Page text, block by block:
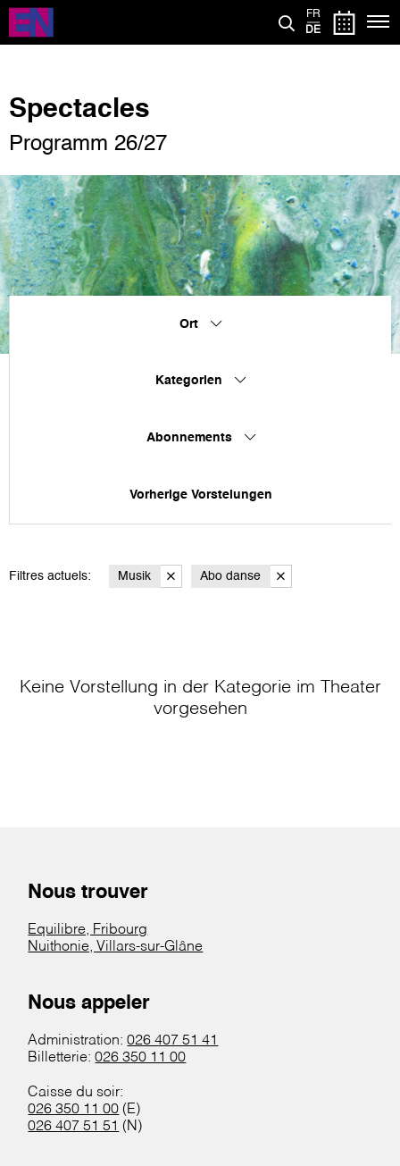
Direkt
zum
Inhalt
FR
DE
Spectacles
Programm 26/27
Ort
Kategorien
Abonnements
Vorherige Vorstelungen
Filtres actuels: Musik Abo danse
Keine Vorstellung in der Kategorie im Theater
vorgesehen
Nous trouver
Equilibre, Fribourg
Nuithonie, Villars-sur-Glâne
Nous appeler
Administration:026 407 51 41
Billetterie:026 350 11 00
Caisse du soir:
026 350 11 00 (E)
026 407 51 51 (N)